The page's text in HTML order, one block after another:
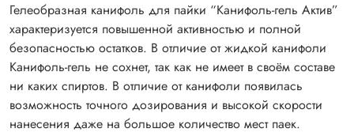
Гелеобразная канифоль для пайки “Канифоль-гель Актив”
характеризуется повышенной активностью и полной
безопасностью остатков. В отличие от жидкой канифоли
Канифоль-гель не сохнет, так как не имеет в своём составе
ни каких спиртов. В отличие от канифоли появилась
возможность точного дозирования и высокой скорости
нанесения даже на большое количество мест паек.